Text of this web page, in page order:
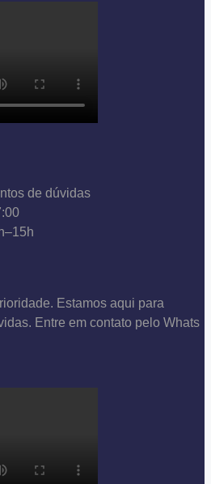
de dúvidas
Estamos aqui para
Entre em contato pelo Whats